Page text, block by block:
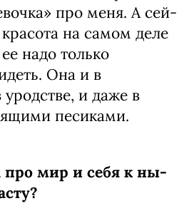
про меня. А сей­
на самом деле
надо только
Она и в
уродстве, и даже в
песиками.
про мир и себя к ны­